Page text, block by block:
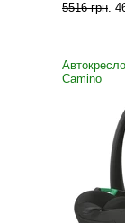
5516 грн.
Camino